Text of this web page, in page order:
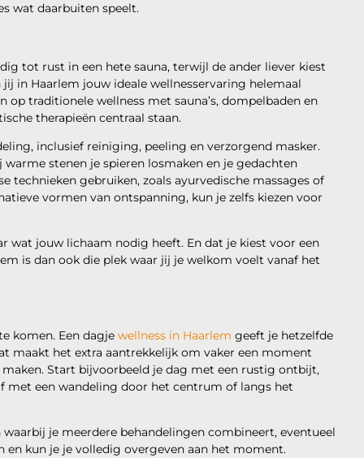
wat daarbuiten speelt.
tot rust in een hete sauna, terwijl de ander liever kiest
in Haarlem jouw ideale wellnesservaring helemaal
traditionele wellness met sauna’s, dompelbaden en
therapieën centraal staan.
inclusief reiniging, peeling en verzorgend masker.
stenen je spieren losmaken en je gedachten
technieken gebruiken, zoals ayurvedische massages of
vormen van ontspanning, kun je zelfs kiezen voor
wat jouw lichaam nodig heeft. En dat je kiest voor een
is dan ook die plek waar jij je welkom voelt vanaf het
komen. Een dagje wellness in Haarlem geeft je hetzelfde
maakt het extra aantrekkelijk om vaker een moment
Start bijvoorbeeld je dag met een rustig ontbijt,
met een wandeling door het centrum of langs het
je meerdere behandelingen combineert, eventueel
en kun je je volledig overgeven aan het moment.